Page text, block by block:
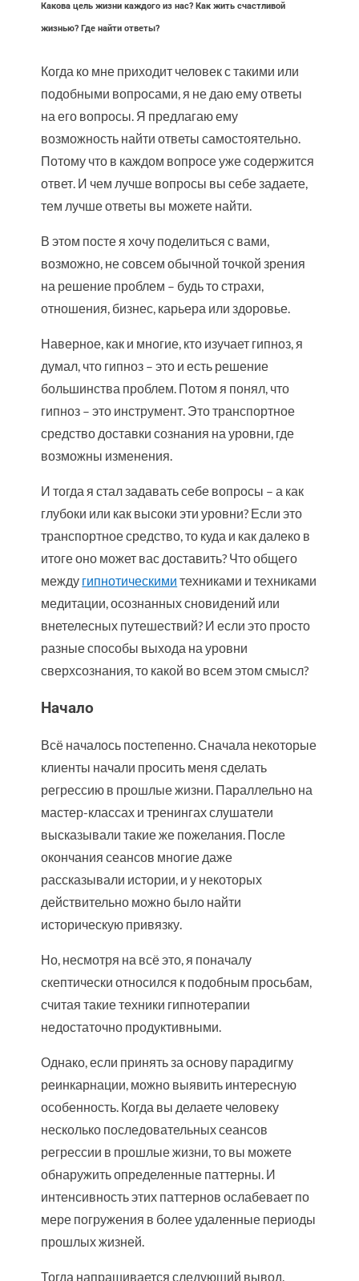
Какова цель жизни каждого из нас? Как жить счастливой
жизнью? Где найти ответы?
Когда ко мне приходит человек с такими или
подобными вопросами, я не даю ему ответы
на его вопросы. Я предлагаю ему
возможность найти ответы самостоятельно.
Потому что в каждом вопросе уже содержится
ответ. И чем лучше вопросы вы себе задаете,
тем лучше ответы вы можете найти.
В этом посте я хочу поделиться с вами,
возможно, не совсем обычной точкой зрения
на решение проблем – будь то страхи,
отношения, бизнес, карьера или здоровье.
Наверное, как и многие, кто изучает гипноз, я
думал, что гипноз – это и есть решение
большинства проблем. Потом я понял, что
гипноз – это инструмент. Это транспортное
средство доставки сознания на уровни, где
возможны изменения.
И тогда я стал задавать себе вопросы – а как
глубоки или как высоки эти уровни? Если это
транспортное средство, то куда и как далеко в
итоге оно может вас доставить? Что общего
между гипнотическими техниками и техниками
медитации, осознанных сновидений или
внетелесных путешествий? И если это просто
разные способы выхода на уровни
сверхсознания, то какой во всем этом смысл?
Начало
Всё началось постепенно. Сначала некоторые
клиенты начали просить меня сделать
регрессию в прошлые жизни. Параллельно на
мастер-классах и тренингах слушатели
высказывали такие же пожелания. После
окончания сеансов многие даже
рассказывали истории, и у некоторых
действительно можно было найти
историческую привязку.
Но, несмотря на всё это, я поначалу
скептически относился к подобным просьбам,
считая такие техники гипнотерапии
недостаточно продуктивными.
Однако, если принять за основу парадигму
реинкарнации, можно выявить интересную
особенность. Когда вы делаете человеку
несколько последовательных сеансов
регрессии в прошлые жизни, то вы можете
обнаружить определенные паттерны. И
интенсивность этих паттернов ослабевает по
мере погружения в более удаленные периоды
прошлых жизней.
Тогда напрашивается следующий вывод.